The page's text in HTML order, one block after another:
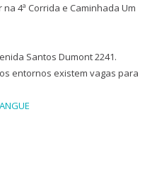
4ª Corrida e Caminhada Um
Santos Dumont 2241.
entornos existem vagas para